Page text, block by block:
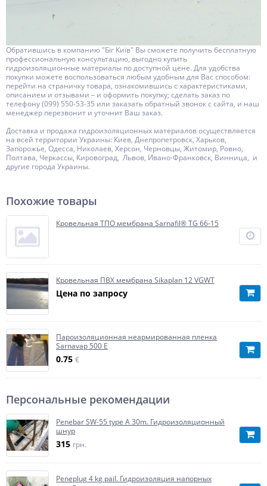
Обратившись в компанию "Біг Київ" Вы сможете получить бесплатную
профессиональную консультацию, выгодно купить
гидроизоляционные материалы по доступной цене. Для удобства
покупки можете воспользоваться любым удобным для Вас способом:
перейти на страничку товара, ознакомившись с характеристиками,
описанием и отзывами – и оформить покупку; сделать заказ по
телефону (099) 550-53-35 или заказать обратный звонок с сайта, и наш
менеджер перезвонит и уточнит Ваш заказ.
Доставка и продажа гидроизоляционных материалов осуществляется
на всей территории Украины: Киев, Днепропетровск, Харьков,
Запорожье, Одесса, Николаев, Херсон, Черновцы, Житомир, Ровно,
Полтава, Черкассы, Кировоград, Львов, Ивано-Франковск, Винница, и
другие города Украины.
Похожие товары
Кровельная ТПО мембрана Sarnafil® TG 66-15
Кровельная ПВХ мембрана Sikaplan 12 VGWT
Цена по запросу
Пароизоляционная неармированная пленка
Sarnavap 500 E
0.75 €
Персональные рекомендации
Penebar SW-55 type A 30m. Гидроизоляционный
шнур
315 грн.
Peneplug 4 kg pail. Гидроизоляция напорных